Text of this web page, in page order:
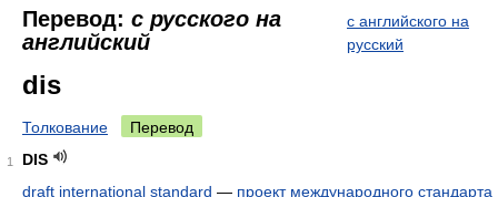
Перевод: с русского на
английский
с английского на
русский
dis
Толкование Перевод
1
DIS
draft international standard — проект международного стандарта